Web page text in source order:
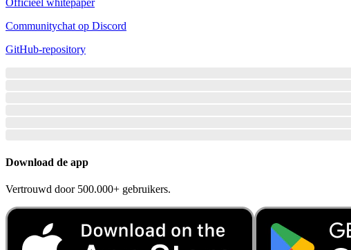
Officieel whitepaper
Communitychat op Discord
GitHub-repository
Download de app
Vertrouwd door 500.000+ gebruikers.